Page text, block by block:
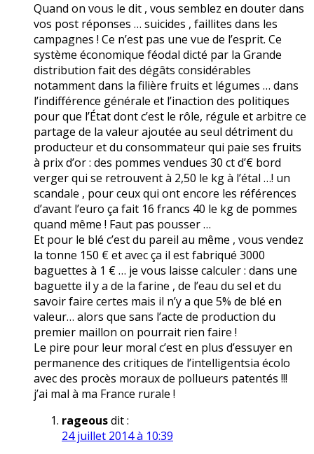
Quand on vous le dit , vous semblez en douter dans
vos post réponses … suicides , faillites dans les
campagnes ! Ce n’est pas une vue de l’esprit. Ce
système économique féodal dicté par la Grande
distribution fait des dégâts considérables
notamment dans la filière fruits et légumes … dans
l’indifférence générale et l’inaction des politiques
pour que l’État dont c’est le rôle, régule et arbitre ce
partage de la valeur ajoutée au seul détriment du
producteur et du consommateur qui paie ses fruits
à prix d’or : des pommes vendues 30 ct d’€ bord
verger qui se retrouvent à 2,50 le kg à l’étal …! un
scandale , pour ceux qui ont encore les références
d’avant l’euro ça fait 16 francs 40 le kg de pommes
quand même ! Faut pas pousser …
Et pour le blé c’est du pareil au même , vous vendez
la tonne 150 € et avec ça il est fabriqué 3000
baguettes à 1 € … je vous laisse calculer : dans une
baguette il y a de la farine , de l’eau du sel et du
savoir faire certes mais il n’y a que 5% de blé en
valeur… alors que sans l’acte de production du
premier maillon on pourrait rien faire !
Le pire pour leur moral c’est en plus d’essuyer en
permanence des critiques de l’intelligentsia écolo
avec des procès moraux de pollueurs patentés !!!
j’ai mal à ma France rurale !
rageousdit :
24 juillet 2014 à 10:39